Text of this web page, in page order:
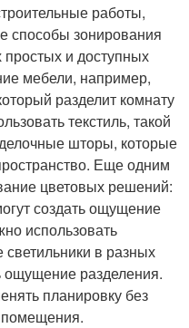
работы,
способы зонирования
и доступных
мебели, например,
разделит комнату
текстиль, такой
шторы, которые
Еще одним
цветовых решений:
создать ощущение
использовать
в разных
ощущение разделения.
планировку без
помещения.